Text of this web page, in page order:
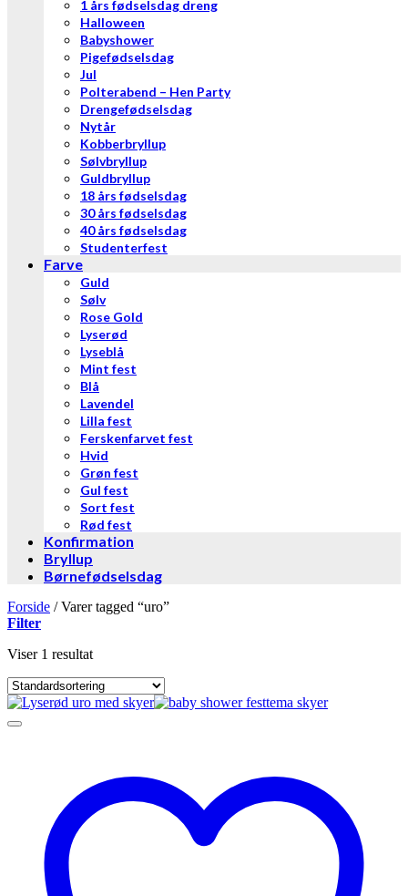
1 års fødselsdag dreng
Halloween
Babyshower
Pigefødselsdag
Jul
Polterabend – Hen Party
Drengefødselsdag
Nytår
Kobberbryllup
Sølvbryllup
Guldbryllup
18 års fødselsdag
30 års fødselsdag
40 års fødselsdag
Studenterfest
Farve
Guld
Sølv
Rose Gold
Lyserød
Lyseblå
Mint fest
Blå
Lavendel
Lilla fest
Ferskenfarvet fest
Hvid
Grøn fest
Gul fest
Sort fest
Rød fest
Konfirmation
Bryllup
Børnefødselsdag
Forside /Varer tagged “uro”
Filter
Viser 1 resultat